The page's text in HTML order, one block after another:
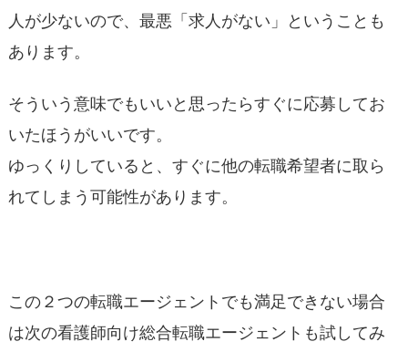
人が少ないので、最悪「求人がない」ということも
あります。
そういう意味でもいいと思ったらすぐに応募してお
いたほうがいいです。
ゆっくりしていると、すぐに他の転職希望者に取ら
れてしまう可能性があります。
この２つの転職エージェントでも満足できない場合
は次の看護師向け総合転職エージェントも試してみ